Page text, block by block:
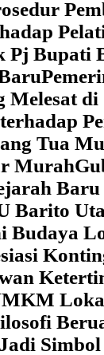
Pj Bupati
Melesat
Tua
Murah
Barito
Budaya